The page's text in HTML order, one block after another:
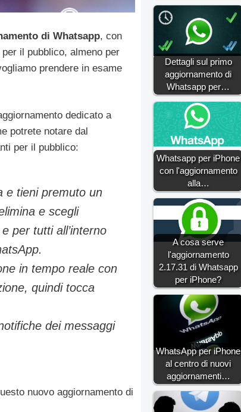
di Whatsapp, con
il pubblico, almeno per
prendere in esame
dedicato a
potrete notare dal
per il pubblico:
e tieni premuto un
e scegli
per tutti all’interno
in tempo reale con
quindi tocca
dei messaggi
nuovo aggiornamento di
Dettagli sul primo
aggiornamento di
Whatsapp per…
Whatsapp per iPhone
con l'aggiornamento
alla…
A cosa serve
l'aggiornamento
2.17.31 di Whatsapp
per iPhone?
WhatsApp per iPhone
al centro di nuovi
aggiornamenti…